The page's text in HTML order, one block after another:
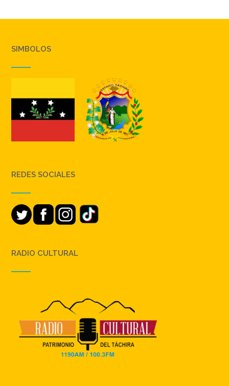
SIMBOLOS
REDES SOCIALES
RADIO CULTURAL